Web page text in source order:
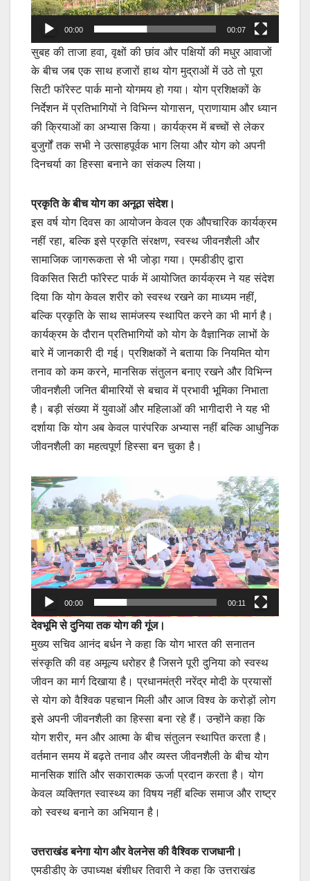
00:00 00:07
सुबह की ताजा हवा, वृक्षों की छांव और पक्षियों की मधुर आवाजों
के बीच जब एक साथ हजारों हाथ योग मुद्राओं में उठे तो पूरा
सिटी फॉरेस्ट पार्क मानो योगमय हो गया। योग प्रशिक्षकों के
निर्देशन में प्रतिभागियों ने विभिन्न योगासन, प्राणायाम और ध्यान
की क्रियाओं का अभ्यास किया। कार्यक्रम में बच्चों से लेकर
बुजुर्गों तक सभी ने उत्साहपूर्वक भाग लिया और योग को अपनी
दिनचर्या का हिस्सा बनाने का संकल्प लिया।
प्रकृति के बीच योग का अनूठा संदेश।
इस वर्ष योग दिवस का आयोजन केवल एक औपचारिक कार्यक्रम
नहीं रहा, बल्कि इसे प्रकृति संरक्षण, स्वस्थ जीवनशैली और
सामाजिक जागरूकता से भी जोड़ा गया। एमडीडीए द्वारा
विकसित सिटी फॉरेस्ट पार्क में आयोजित कार्यक्रम ने यह संदेश
दिया कि योग केवल शरीर को स्वस्थ रखने का माध्यम नहीं,
बल्कि प्रकृति के साथ सामंजस्य स्थापित करने का भी मार्ग है।
कार्यक्रम के दौरान प्रतिभागियों को योग के वैज्ञानिक लाभों के
बारे में जानकारी दी गई। प्रशिक्षकों ने बताया कि नियमित योग
तनाव को कम करने, मानसिक संतुलन बनाए रखने और विभिन्न
जीवनशैली जनित बीमारियों से बचाव में प्रभावी भूमिका निभाता
है। बड़ी संख्या में युवाओं और महिलाओं की भागीदारी ने यह भी
दर्शाया कि योग अब केवल पारंपरिक अभ्यास नहीं बल्कि आधुनिक
जीवनशैली का महत्वपूर्ण हिस्सा बन चुका है।
Video
Player
00:00 00:11
देवभूमि से दुनिया तक योग की गूंज।
मुख्य सचिव आनंद बर्धन ने कहा कि योग भारत की सनातन
संस्कृति की वह अमूल्य धरोहर है जिसने पूरी दुनिया को स्वस्थ
जीवन का मार्ग दिखाया है। प्रधानमंत्री नरेंद्र मोदी के प्रयासों
से योग को वैश्विक पहचान मिली और आज विश्व के करोड़ों लोग
इसे अपनी जीवनशैली का हिस्सा बना रहे हैं। उन्होंने कहा कि
योग शरीर, मन और आत्मा के बीच संतुलन स्थापित करता है।
वर्तमान समय में बढ़ते तनाव और व्यस्त जीवनशैली के बीच योग
मानसिक शांति और सकारात्मक ऊर्जा प्रदान करता है। योग
केवल व्यक्तिगत स्वास्थ्य का विषय नहीं बल्कि समाज और राष्ट्र
को स्वस्थ बनाने का अभियान है।
उत्तराखंड बनेगा योग और वेलनेस की वैश्विक राजधानी।
एमडीडीए के उपाध्यक्ष बंशीधर तिवारी ने कहा कि उत्तराखंड